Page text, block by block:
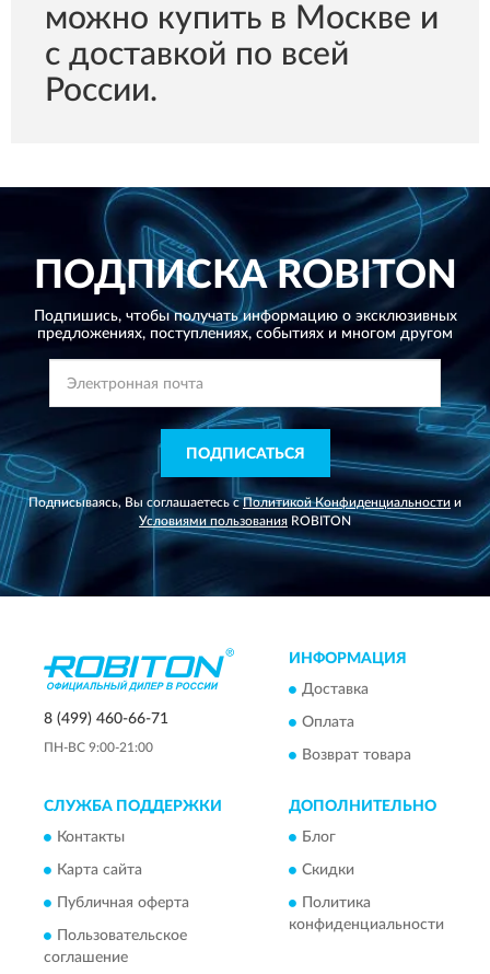
можно купить в Москве и
с доставкой по всей
России.
ПОДПИСКАROBITON
Подпишись, чтобы получать информацию о эксклюзивных
предложениях, поступлениях, событиях и многом другом
ПОДПИСАТЬСЯ
Подписываясь, Вы соглашаетесь сПолитикой Конфиденциальности и
Условиями пользования ROBITON
8 (499) 460-66-71
ПН-ВС 9:00-21:00
ИНФОРМАЦИЯ
Доставка
Оплата
Возврат товара
СЛУЖБА ПОДДЕРЖКИ
Контакты
Карта сайта
Публичная оферта
Пользовательское
соглашение
ДОПОЛНИТЕЛЬНО
Блог
Скидки
Политика
конфиденциальности